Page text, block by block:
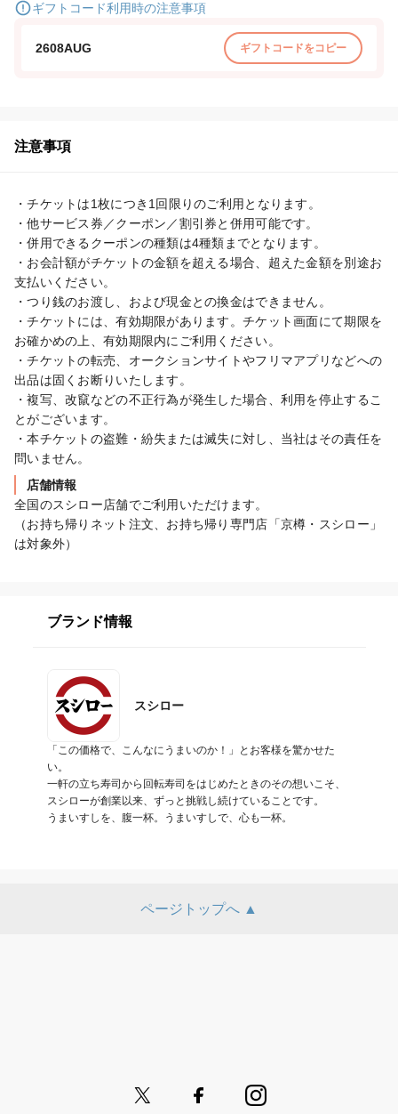
ギフトコード利用時の注意事項
2608AUG ギフトコードをコピー
注意事項
・チケットは1枚につき1回限りのご利用となります。
・他サービス券／クーポン／割引券と併用可能です。
・併用できるクーポンの種類は4種類までとなります。
・お会計額がチケットの金額を超える場合、超えた金額を別途お
支払いください。
・つり銭のお渡し、および現金との換金はできません。
・チケットには、有効期限があります。チケット画面にて期限を
お確かめの上、有効期限内にご利用ください。
・チケットの転売、オークションサイトやフリマアプリなどへの
出品は固くお断りいたします。
・複写、改竄などの不正行為が発生した場合、利用を停止するこ
とがございます。
・本チケットの盗難・紛失または滅失に対し、当社はその責任を
問いません。
店舗情報
全国のスシロー店舗でご利用いただけます。
（お持ち帰りネット注文、お持ち帰り専門店「京樽・スシロー」
は対象外）
ブランド情報
スシロー
「この価格で、こんなにうまいのか！」とお客様を驚かせた
い。
一軒の立ち寿司から回転寿司をはじめたときのその想いこそ、
スシローが創業以来、ずっと挑戦し続けていることです。
うまいすしを、腹一杯。うまいすしで、心も一杯。
ページトップへ ▲